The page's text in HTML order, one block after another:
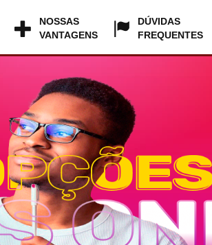
NOSSAS
VANTAGENS
DÚVIDAS
FREQUENTES